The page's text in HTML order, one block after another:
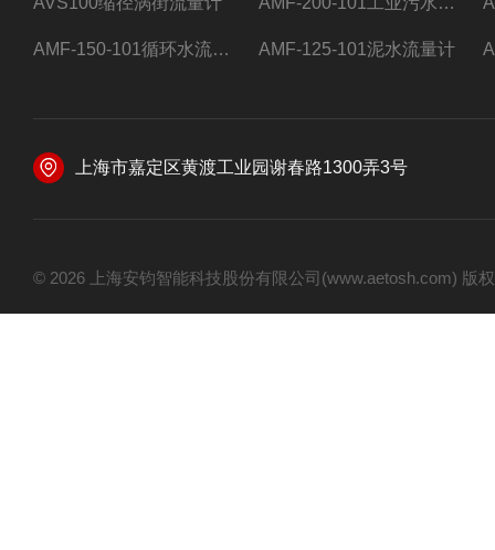
AMF-150-101循环水流量计,电磁流量计 AMF-125-101泥水流量计
上海市嘉定区黄渡工业园谢春路1300弄3号
© 2026 上海安钧智能科技股份有限公司(www.aetosh.com)